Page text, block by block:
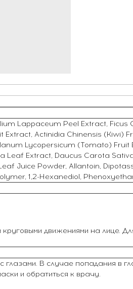
Lappaceum Peel Extract,
Actinidia Chinensis (Kiwi)
Lycopersicum (Tomato)
Extract, Daucus Carota
Juice Powder, Allantoin,
1,2-Hexanediol,
движениями на лице.
глазами. В случае попадания в
и обратиться к врачу.